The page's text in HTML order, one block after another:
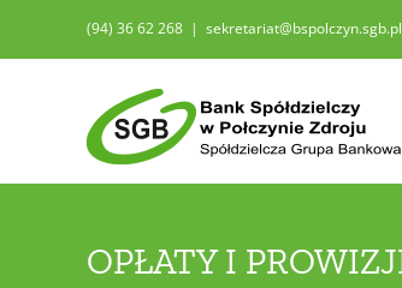
(94) 36 62 268 | sekretariat@bspolczyn.sgb.pl
OPŁATY I